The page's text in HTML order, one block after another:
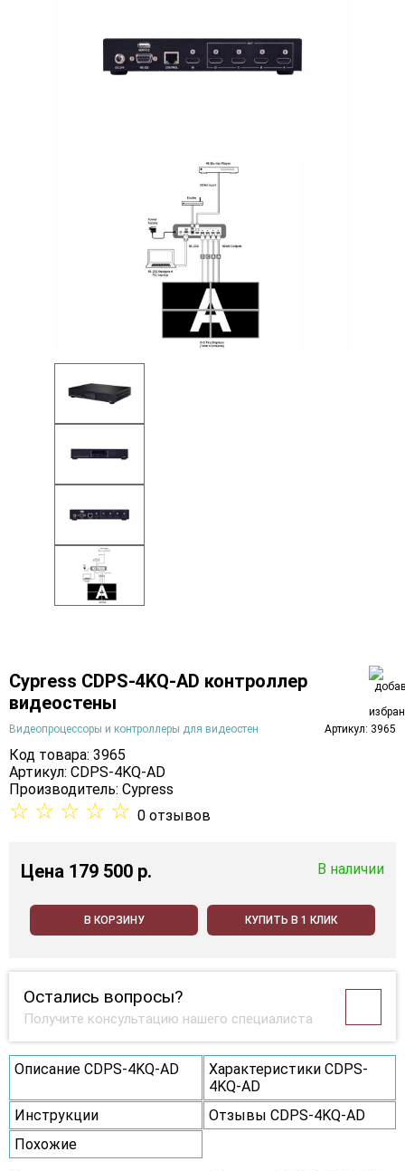
Cypress CDPS-4KQ-AD контроллер
видеостены
Видеопроцессоры и контроллеры для видеостен Артикул: 3965
Код товара: 3965
Артикул: CDPS-4KQ-AD
Производитель: Cypress
☆ ☆ ☆ ☆ ☆ 0 отзывов
Цена 179 500 p. В наличии
В КОРЗИНУ КУПИТЬ В 1 КЛИК
Остались вопросы?
Получите консультацию нашего специалиста
Описание CDPS-4KQ-AD
Характеристики CDPS-
4KQ-AD
Инструкции
Отзывы CDPS-4KQ-AD
Похожие